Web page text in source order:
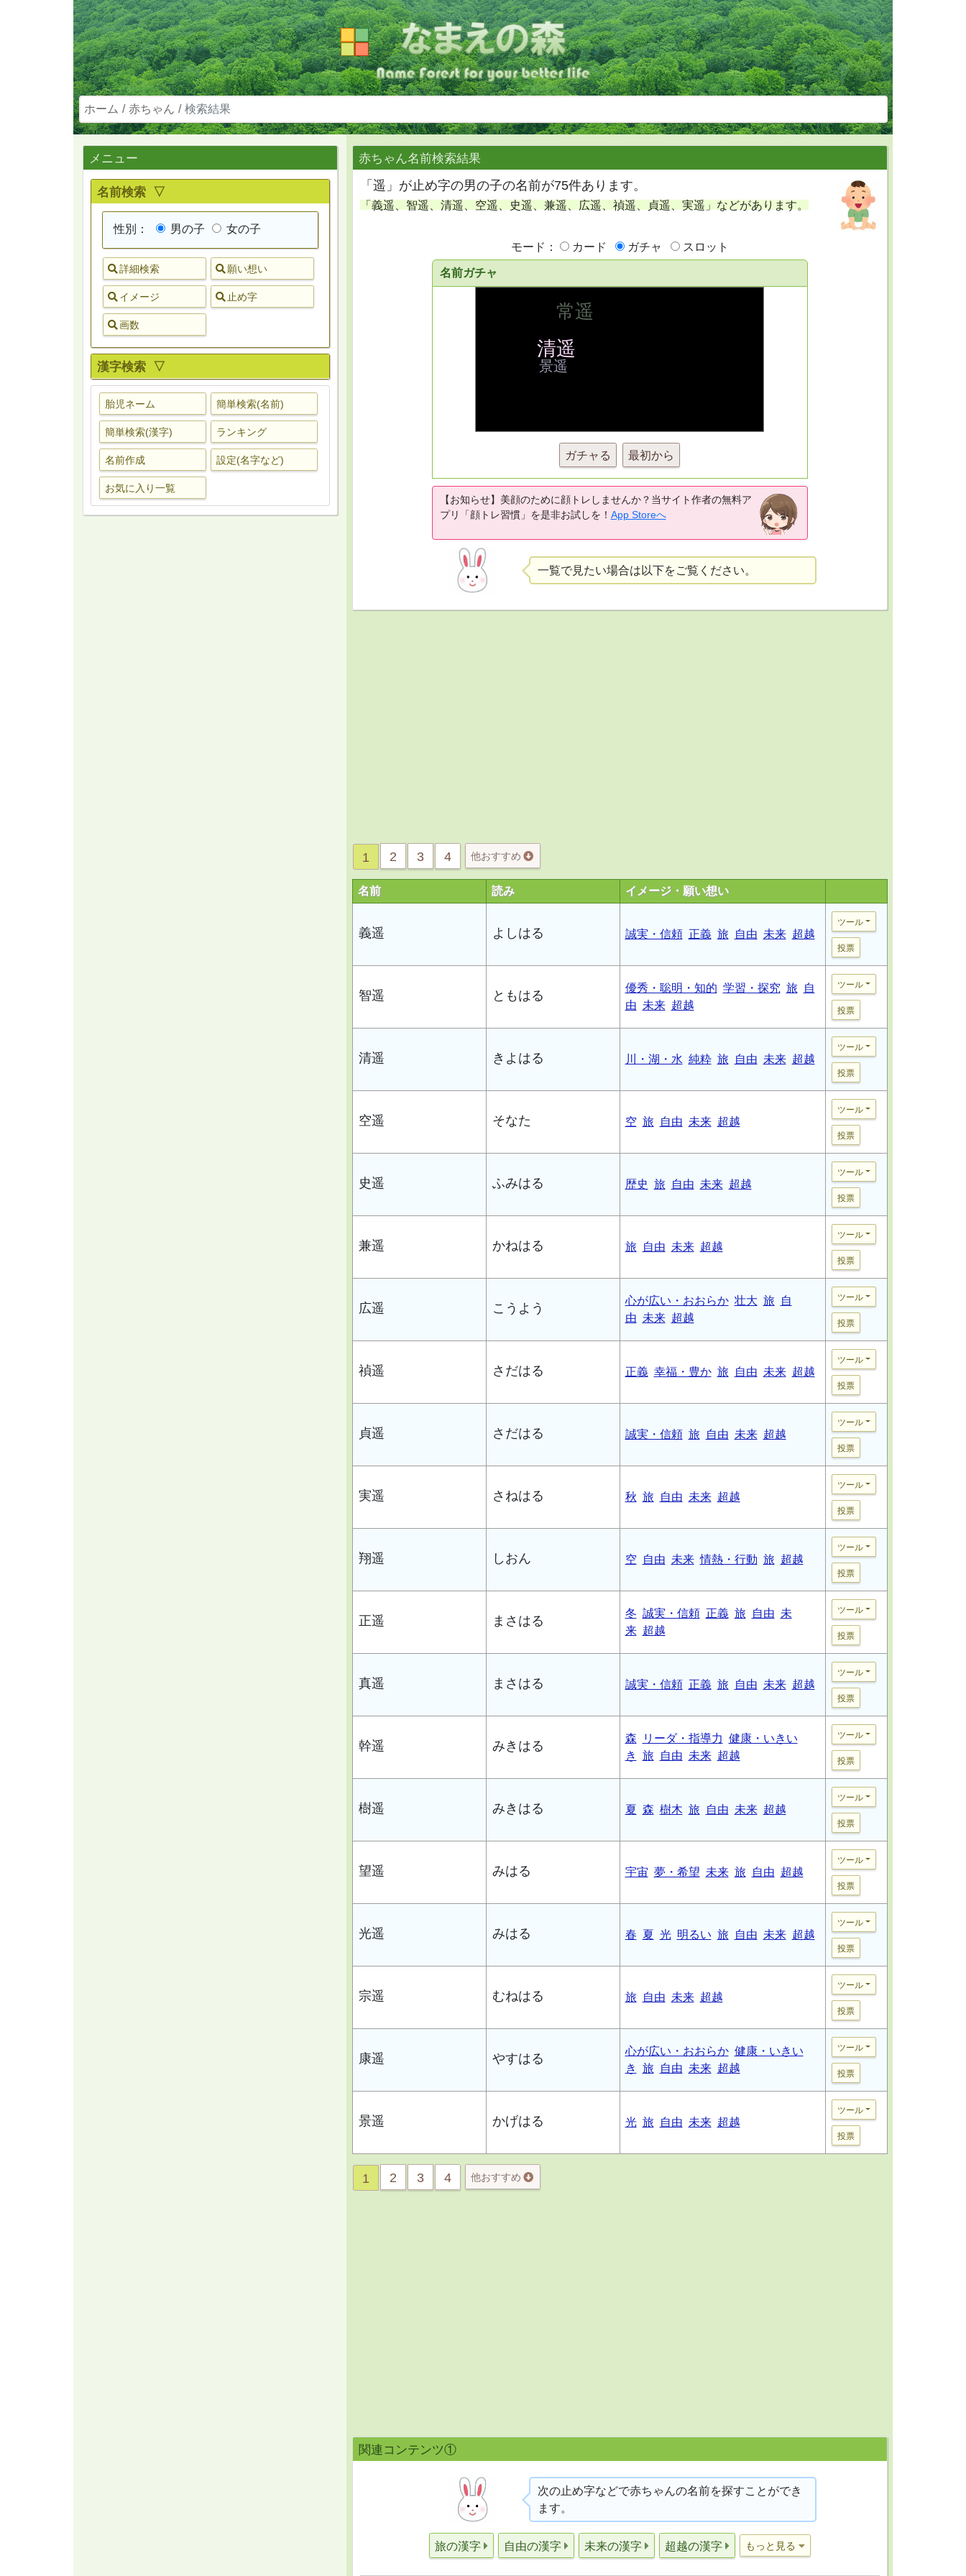
ホーム 赤ちゃん 検索結果
メニュー
名前検索 ▽
性別： 男の子 女の子
詳細検索 願い想い
イメージ 止め字
画数
漢字検索 ▽
胎児ネーム 簡単検索(名前)
簡単検索(漢字) ランキング
名前作成 設定(名字など)
お気に入り一覧
赤ちゃん名前検索結果
「遥」が止め字の男の子の名前が75件あります。
「義遥、智遥、清遥、空遥、史遥、兼遥、広遥、禎遥、貞遥、実遥」などがあります。
モード： カード ガチャ スロット
名前ガチャ
ガチャる 最初から
【お知らせ】美顔のために顔トレしませんか？当サイト作者の無料ア
プリ「顔トレ習慣」を是非お試しを！ App Storeへ
一覧で見たい場合は以下をご覧ください。
1 2 3 4 他おすすめ
名前 読み イメージ・願い想い
義遥 よしはる 誠実・信頼 正義 旅 自由 未来 超越
ツール
投票
智遥 ともはる
優秀・聡明・知的 学習・探究 旅
自
由 未来 超越
ツール
投票
清遥 きよはる 川・湖・水 純粋 旅 自由 未来 超越
ツール
投票
空遥 そなた 空 旅 自由 未来 超越
ツール
投票
史遥 ふみはる 歴史 旅 自由 未来 超越
ツール
投票
兼遥 かねはる 旅 自由 未来 超越
ツール
投票
広遥 こうよう
心が広い・おおらか 壮大 旅
自
由 未来 超越
ツール
投票
禎遥 さだはる 正義 幸福・豊か 旅 自由 未来 超越
ツール
投票
貞遥 さだはる 誠実・信頼 旅 自由 未来 超越
ツール
投票
実遥 さねはる 秋 旅 自由 未来 超越
ツール
投票
翔遥 しおん 空 自由 未来 情熱・行動 旅 超越
ツール
投票
正遥 まさはる
冬 誠実・信頼 正義 旅 自由 未
来 超越
ツール
投票
真遥 まさはる 誠実・信頼 正義 旅 自由 未来 超越
ツール
投票
幹遥 みきはる
森 リーダ・指導力 健康・いきい
き
旅 自由 未来 超越
ツール
投票
樹遥 みきはる 夏 森 樹木 旅 自由 未来 超越
ツール
投票
望遥 みはる 宇宙 夢・希望 未来 旅 自由 超越
ツール
投票
光遥 みはる 春 夏 光 明るい 旅 自由 未来 超越
ツール
投票
宗遥 むねはる 旅 自由 未来 超越
ツール
投票
康遥 やすはる
心が広い・おおらか 健康・いきい
き
旅 自由 未来 超越
ツール
投票
景遥 かげはる 光 旅 自由 未来 超越
ツール
投票
1 2 3 4 他おすすめ
関連コンテンツ①
次の止め字などで赤ちゃんの名前を探すことができ
ます。
旅の漢字 自由の漢字 未来の漢字 超越の漢字 もっと見る